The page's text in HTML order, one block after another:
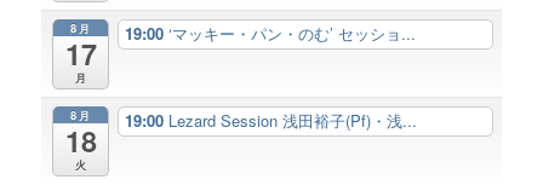
8月
17
月
19:00‘マッキー・パン・のむ’ セッショ...
8月
18
火
19:00 Lezard Session 浅田裕子(Pf)・浅...